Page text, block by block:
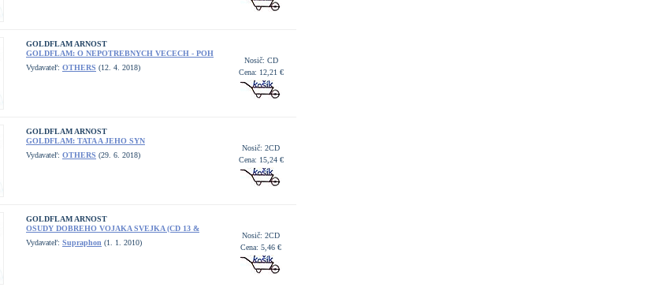
GOLDFLAM ARNOST
GOLDFLAM: O NEPOTREBNYCH VECECH - POH
Vydavateľ: OTHERS (12. 4. 2018)
Nosič: CD
Cena: 12,21 €
GOLDFLAM ARNOST
GOLDFLAM: TATA A JEHO SYN
Vydavateľ: OTHERS (29. 6. 2018)
Nosič: 2CD
Cena: 15,24 €
GOLDFLAM ARNOST
OSUDY DOBREHO VOJAKA SVEJKA (CD 13 &
Vydavateľ: Supraphon (1. 1. 2010)
Nosič: 2CD
Cena: 5,46 €